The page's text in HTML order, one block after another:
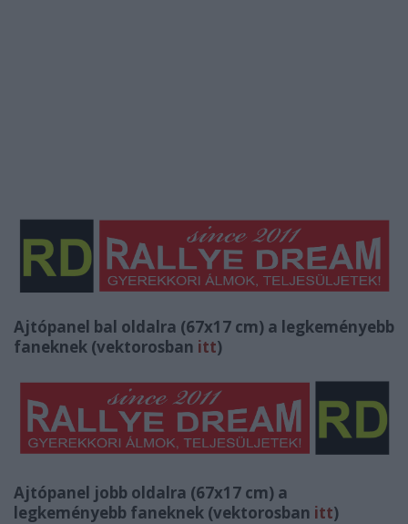
Ajtópanel bal oldalra (67x17 cm) a legkeményebb
faneknek (vektorosban itt)
Ajtópanel jobb oldalra (67x17 cm) a
legkeményebb faneknek (vektorosban itt)